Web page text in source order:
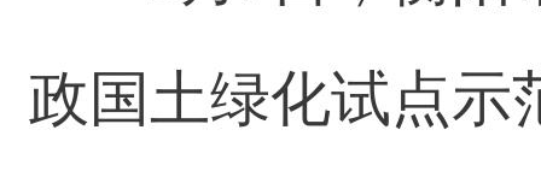
政国土绿化试点示